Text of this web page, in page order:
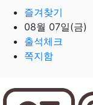
즐겨찾기
08월 07일(금)
출석체크
쪽지함